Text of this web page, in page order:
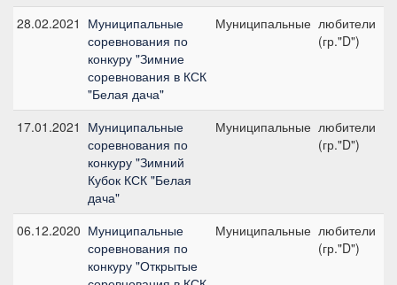
28.02.2021 Муниципальные
соревнования по
конкуру "Зимние
соревнования в КСК
"Белая дача"
Муниципальные любители
(гр."D")
17.01.2021 Муниципальные
соревнования по
конкуру "Зимний
Кубок КСК "Белая
дача"
Муниципальные любители
(гр."D")
06.12.2020 Муниципальные
соревнования по
конкуру "Открытые
Муниципальные любители
(гр."D")